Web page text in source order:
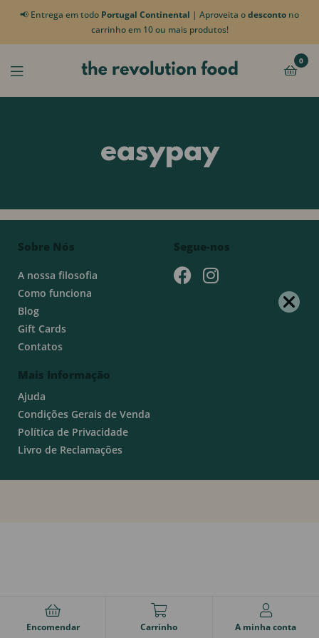
📢 Entrega em todo Portugal Continental | Aproveita odesconto no
carrinho em 10 ou mais produtos!
0
easypay
Sobre Nós
A nossa filosofia
Como funciona
Blog
Gift Cards
Contatos
Mais Informação
Ajuda
Condições Gerais de Venda
Política de Privacidade
Livro de Reclamações
Segue-nos
Encomendar Carrinho A minha conta